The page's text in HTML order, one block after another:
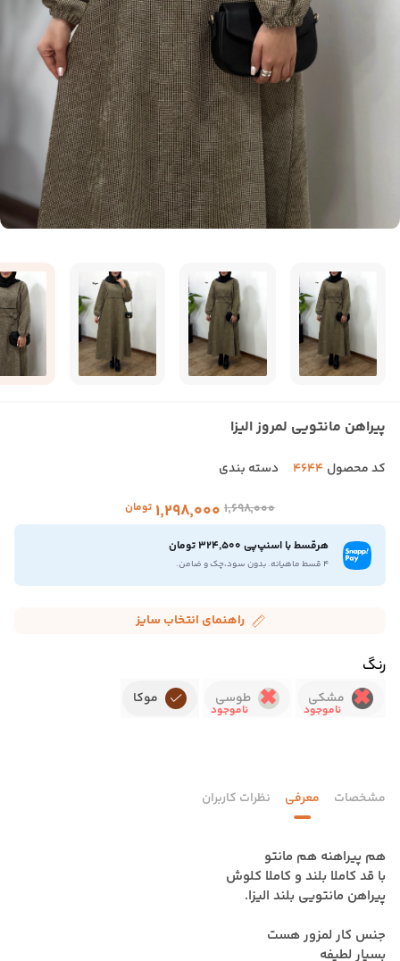
پیراهن مانتویی لمروز الیزا
کد محصول 4644 دسته بندی
۱٬۶۹۸٬۰۰۰ ۱٬۲۹۸٬۰۰۰ تومان
هرقسط با اسنپ‌پی 324,500 تومان
۴ قسط ماهیانه. بدون سود،چک و ضامن.
راهنمای انتخاب سایز
رنگ
مشکی طوسی موکا
مشخصات معرفی نظرات کاربران
هم پیراهنه هم مانتو
با قد کاملا بلند و کاملا کلوش
پیراهن مانتویی بلند الیزا.
جنس کار لمزور هست
بسیار لطیفه